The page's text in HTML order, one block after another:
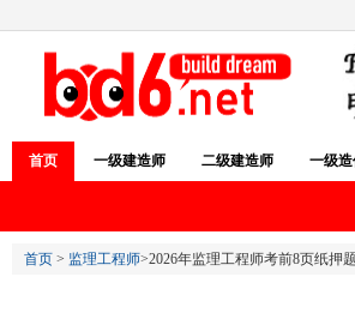
首页 一级建造师 二级建造师 一级
首页 > 监理工程师>2026年监理工程师考前8页纸押